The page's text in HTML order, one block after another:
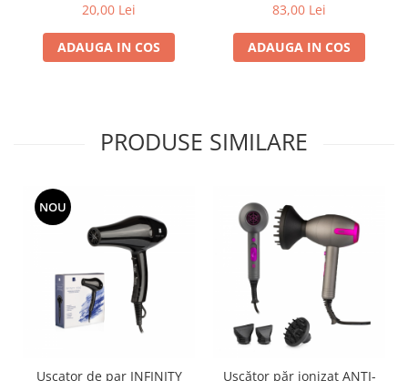
20,00 Lei
ADAUGA IN COS
83,00 Lei
ADAUGA IN COS
PRODUSE SIMILARE
NOU
Uscator de par INFINITY
Uscător păr ionizat ANTI-